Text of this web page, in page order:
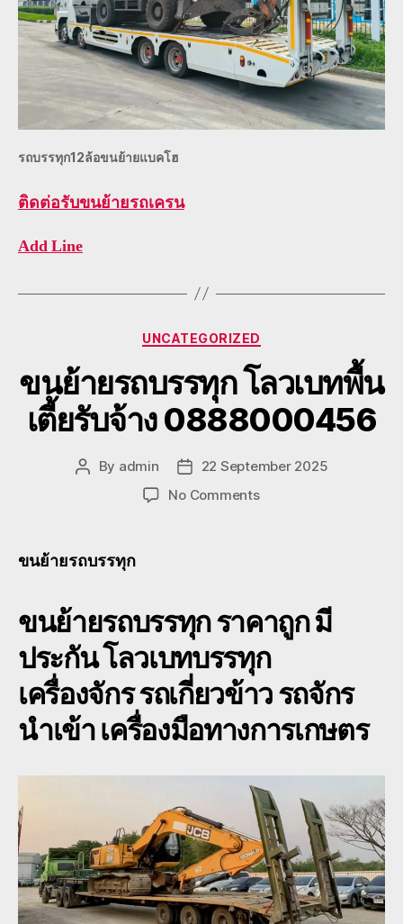
รถบรรทุก12ล้อขนย้ายแบคโฮ
ติดต่อรับขนย้ายรถเครน
Add Line
Categories
UNCATEGORIZED
ขนย้ายรถบรรทุก โลวเบทพื้น
เตี้ยรับจ้าง 0888000456
Post
By admin
Post
date
22 September 2025
No Commentson
เตี้ย
รับจ้าง
0888000456
ขนย้ายรถบรรทุก
ขนย้ายรถบรรทุกราคาถูก มี
ประกัน โลวเบทบรรทุก
เครื่องจักร รถเกี่ยวข้าว รถจักร
นำเข้า เครื่องมือทางการเกษตร